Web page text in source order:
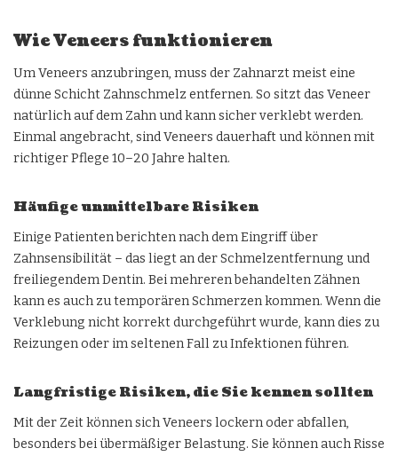
Wie Veneers funktionieren
Um Veneers anzubringen, muss der Zahnarzt meist eine
dünne Schicht Zahnschmelz entfernen. So sitzt das Veneer
natürlich auf dem Zahn und kann sicher verklebt werden.
Einmal angebracht, sind Veneers dauerhaft und können mit
richtiger Pflege 10–20 Jahre halten.
Häufige unmittelbare Risiken
Einige Patienten berichten nach dem Eingriff über
Zahnsensibilität – das liegt an der Schmelzentfernung und
freiliegendem Dentin. Bei mehreren behandelten Zähnen
kann es auch zu temporären Schmerzen kommen. Wenn die
Verklebung nicht korrekt durchgeführt wurde, kann dies zu
Reizungen oder im seltenen Fall zu Infektionen führen.
Langfristige Risiken, die Sie kennen sollten
Mit der Zeit können sich Veneers lockern oder abfallen,
besonders bei übermäßiger Belastung. Sie können auch Risse